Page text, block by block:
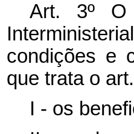
Art. 3º O
condições e
que trata o
I - os